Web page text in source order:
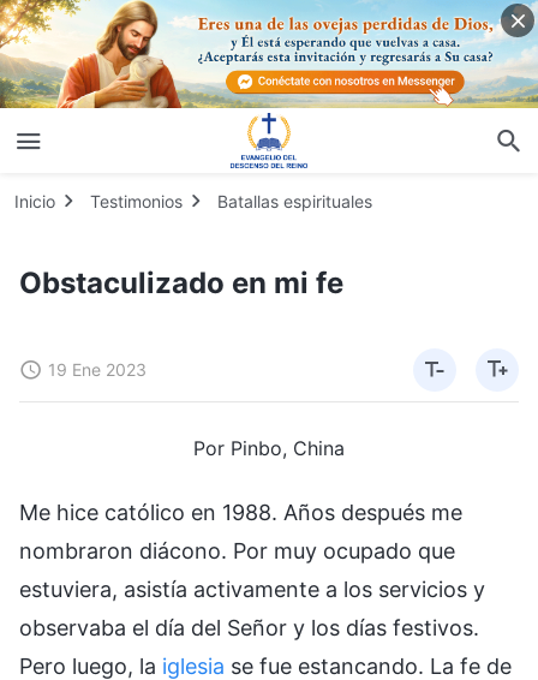
Inicio Testimonios Batallas espirituales
Obstaculizado en mi fe
19 Ene 2023
Por Pinbo, China
Me hice católico en 1988. Años después me
nombraron diácono. Por muy ocupado que
estuviera, asistía activamente a los servicios y
observaba el día del Señor y los días festivos.
Pero luego, la iglesia se fue estancando. La fe de